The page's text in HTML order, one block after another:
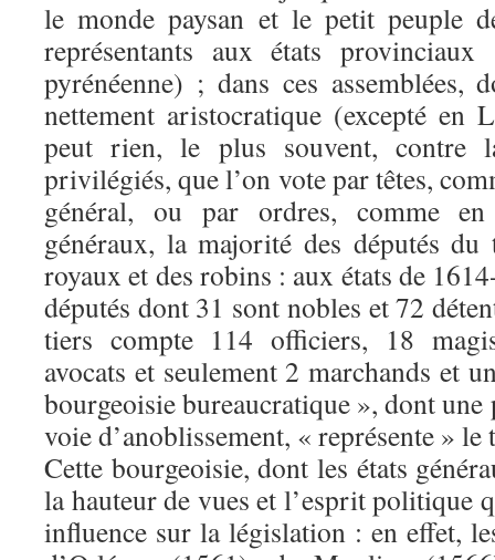
le monde paysan et le petit peuple
représentants aux états
pyrénéenne) ; dans ces assemblées,
nettement aristocratique (excepté en
peut rien, le plus souvent, contre
privilégiés, que l’on vote par têtes,
général, ou par ordres, comme
généraux, la majorité des députés
royaux et des robins : aux états de
députés dont 31 sont nobles et 72
tiers compte 114 officiers, 18
avocats et seulement 2 marchands et
bourgeoisie bureaucratique », dont
voie d’anoblissement, « représente » le
Cette bourgeoisie, dont les états
la hauteur de vues et l’esprit politique
influence sur la législation : en effet,